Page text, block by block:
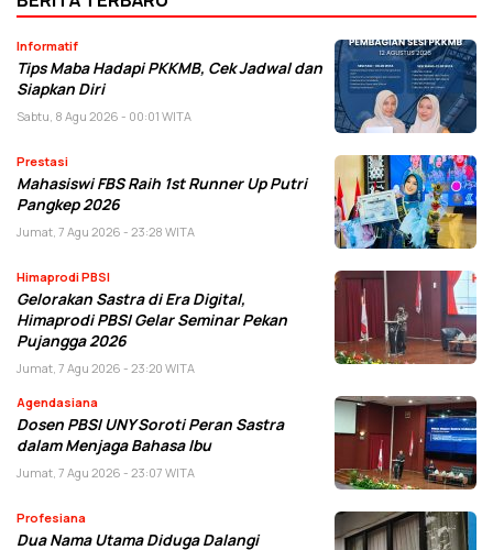
Informatif
Tips Maba Hadapi PKKMB, Cek Jadwal dan
Siapkan Diri
Sabtu, 8 Agu 2026 - 00:01 WITA
Prestasi
Mahasiswi FBS Raih 1st Runner Up Putri
Pangkep 2026
Jumat, 7 Agu 2026 - 23:28 WITA
Himaprodi PBSI
Gelorakan Sastra di Era Digital,
Himaprodi PBSI Gelar Seminar Pekan
Pujangga 2026
Jumat, 7 Agu 2026 - 23:20 WITA
Agendasiana
Dosen PBSI UNY Soroti Peran Sastra
dalam Menjaga Bahasa Ibu
Jumat, 7 Agu 2026 - 23:07 WITA
Profesiana
Dua Nama Utama Diduga Dalangi